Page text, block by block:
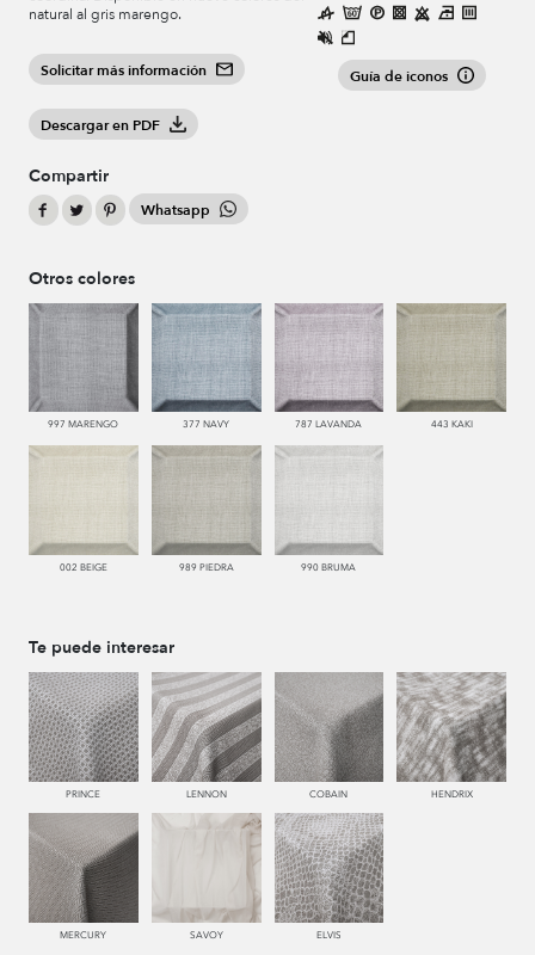
natural al gris marengo.
Solicitar más información
Descargar en PDF
Compartir
Whatsapp
Guía de iconos
Otros colores
997 MARENGO 377 NAVY 787 LAVANDA 443 KAKI
002 BEIGE 989 PIEDRA 990 BRUMA
Te puede interesar
PRINCE LENNON COBAIN HENDRIX
MERCURY SAVOY ELVIS